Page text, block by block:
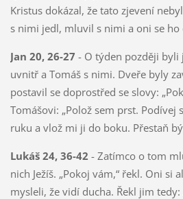
Kristus dokázal, že tato zjevení
s nimi jedl, mluvil s nimi a oni se ho
Jan 20, 26-27 - O týden později byli
uvnitř a Tomáš s nimi. Dveře byly
postavil se doprostřed se slovy:
Tomášovi: „Polož sem prst. Podívej
ruku a vlož mi ji do boku. Přestaň
Lukáš 24, 36-42 - Zatímco o tom
nich Ježíš. „Pokoj vám,“ řekl. Oni si
mysleli, že vidí ducha. Řekl jim tedy: